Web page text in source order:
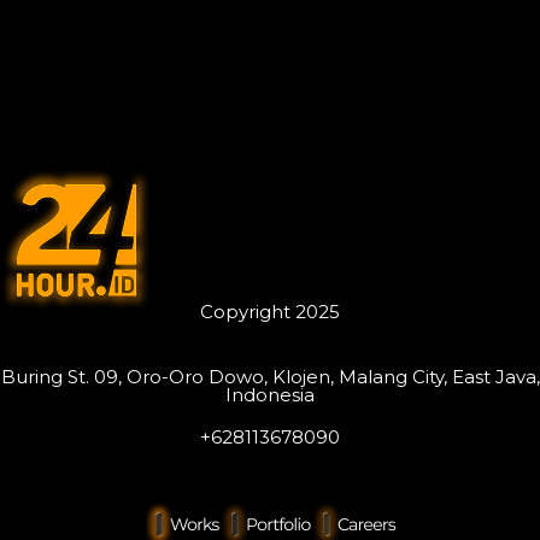
Copyright 2025
Buring St. 09, Oro-Oro Dowo, Klojen, Malang City, East Java,
Indonesia
+628113678090